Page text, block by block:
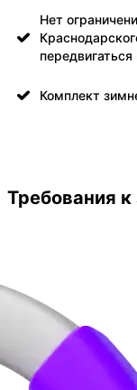
Нет
Комплект
Требования